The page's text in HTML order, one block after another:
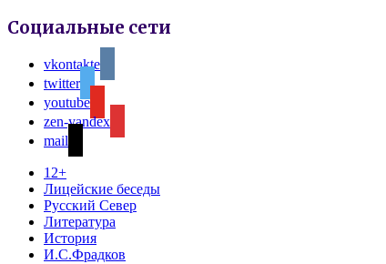
Социальные сети
vkontakte
twitter
youtube
zen-yandex
mail
12+
Лицейские беседы
Русский Север
Литература
История
И.С.Фрадков